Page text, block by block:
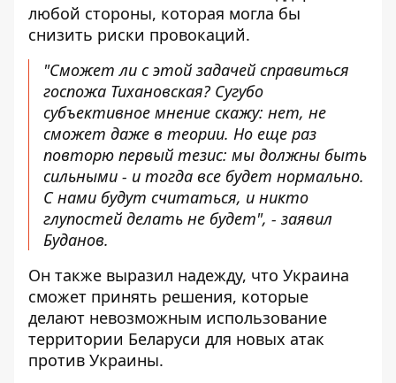
любой стороны, которая могла бы
снизить риски провокаций.
"Сможет ли с этой задачей справиться
госпожа Тихановская? Сугубо
субъективное мнение скажу: нет, не
сможет даже в теории. Но еще раз
повторю первый тезис: мы должны быть
сильными - и тогда все будет нормально.
С нами будут считаться, и никто
глупостей делать не будет", - заявил
Буданов.
Он также выразил надежду, что Украина
сможет принять решения, которые
делают невозможным использование
территории Беларуси для новых атак
против Украины.